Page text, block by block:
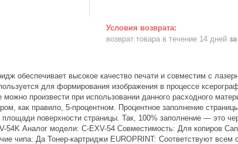
возврат товара в течение 14 дней
обеспечивает высокое качество печати и совместим с
для формирования изображения в процессе
можно произвести при использовании данного расходного
как правило, 5-процентном. Процентное заполнение
поверхности страницы. Так, 100% заполнение — это
54K Аналог модели: C-EXV-54 Совместимость: Для копиров
чипа: Да Тонер-картриджи EUROPRINT: Соответствуют всем